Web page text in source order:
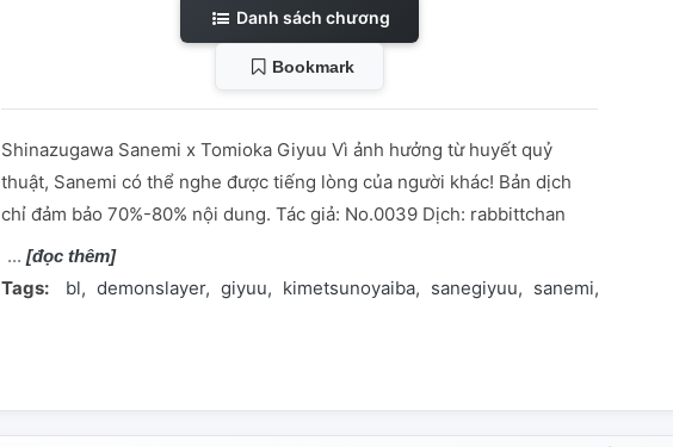
Danh sách chương
Bookmark
Shinazugawa Sanemi x Tomioka Giyuu Vì ảnh hưởng từ huyết quỷ
thuật, Sanemi có thể nghe được tiếng lòng của người khác! Bản dịch
chỉ đảm bảo 70%-80% nội dung. Tác giả: No.0039 Dịch: rabbittchan
[đọc thêm]
Tags: bl demonslayer giyuu kimetsunoyaiba sanegiyuu sanemi